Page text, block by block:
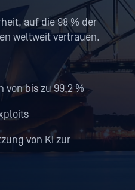
auf die 98 % der
weltweit vertrauen.
von bis zu 99,2 %
von KI zur